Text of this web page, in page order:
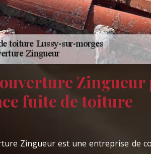
Zingueur
fuite de toiture
Zingueur est une entreprise de